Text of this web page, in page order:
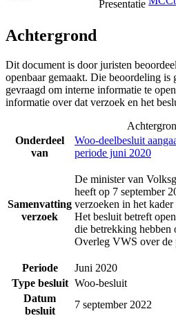
Presentatie
Achtergrond
Dit document is door juristen
openbaar gemaakt. Die beoordeling is
gevraagd om interne informatie te
informatie over dat verzoek en het
Onderdeel
van
Woo-deelbesluit
periode juni 2020
Samenvatting
verzoek
De minister van
heeft op 7 september
verzoeken in het
Het besluit betreft
die betrekking hebben
Overleg VWS over de
Periode
Juni 2020
Type besluit Woo-besluit
Datum
besluit
7 september 2022